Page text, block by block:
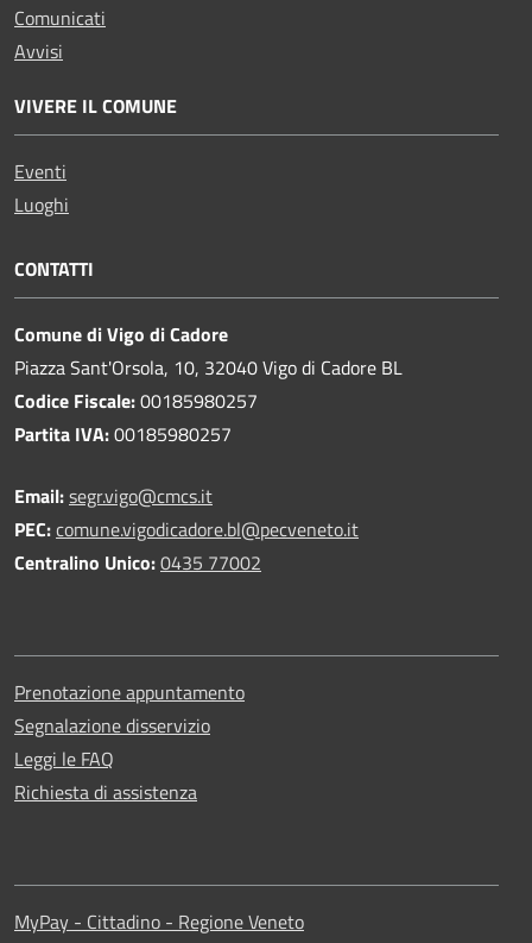
Comunicati
Avvisi
VIVERE IL COMUNE
Eventi
Luoghi
CONTATTI
Comune di Vigo di Cadore
Piazza Sant'Orsola, 10, 32040 Vigo di Cadore BL
Codice Fiscale:00185980257
Partita IVA:00185980257
Email:segr.vigo@cmcs.it
PEC:comune.vigodicadore.bl@pecveneto.it
Centralino Unico:0435 77002
Prenotazione appuntamento
Segnalazione disservizio
Leggi le FAQ
Richiesta di assistenza
MyPay - Cittadino - Regione Veneto